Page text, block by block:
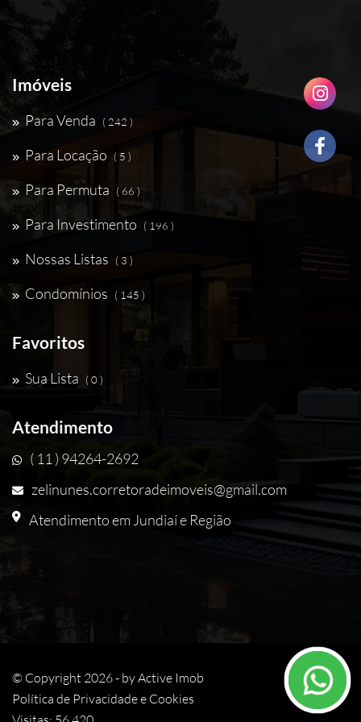
Imóveis
Para Venda ( 242 )
Para Locação ( 5 )
Para Permuta ( 66 )
Para Investimento ( 196 )
Nossas Listas ( 3 )
Condomínios ( 145 )
Favoritos
Sua Lista ( 0 )
Atendimento
( 11 ) 94264-2692
zelinunes.corretoradeimoveis@gmail.com
Atendimento em Jundiaí e Região
© Copyright 2026 - byActive Imob
Política de Privacidade e Cookies